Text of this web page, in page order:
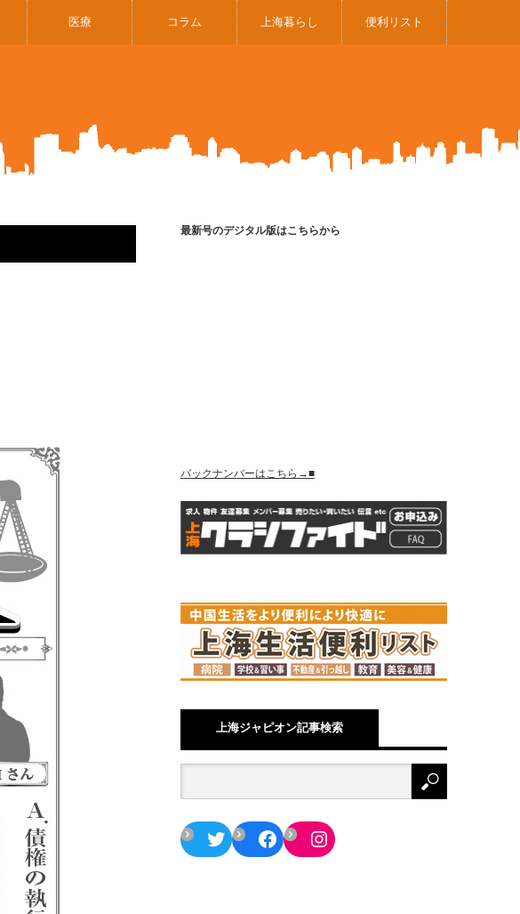
医療 コラム 上海暮らし 便利リスト
最新号のデジタル版はこちらから
バックナンバーはこちら→■
上海ジャピオン記事検索
TwitterFacebookInstagram